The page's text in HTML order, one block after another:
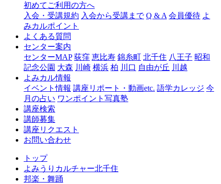
ャ
千
初めてご利用の方へ
入会・受講規約 入会から受講まで Q & A 会員優待 よ
みカルポイント
よくある質問
センター案内
センターMAP 荻窪 恵比寿 錦糸町 北千住 八王子 昭和
記念公園 大森 川崎 横浜 柏 川口 自由が丘 川越
よみカル情報
イベント情報 講座リポート・動画etc. 語学カレッジ 今
月の占い ワンポイント写真塾
講座検索
講師募集
講座リクエスト
お問い合わせ
トップ
よみうりカルチャー北千住
邦楽・舞踊